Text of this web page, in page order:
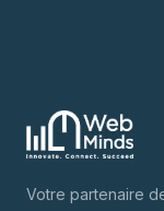
Votre partenaire